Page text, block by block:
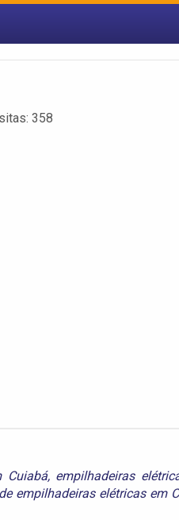
358
Cuiabá, empilhadeiras
empilhadeiras elétricas em